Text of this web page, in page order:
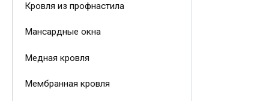
Кровля из профнастила
Мансардные окна
Медная кровля
Мембранная кровля